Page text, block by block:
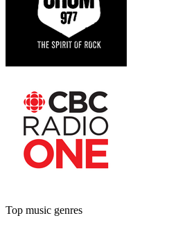
Top music genres